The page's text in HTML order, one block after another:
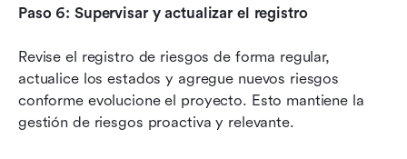
Paso 6: Supervisar y actualizar el registro
Revise el registro de riesgos de forma regular,
actualice los estados y agregue nuevos riesgos
conforme evolucione el proyecto. Esto mantiene la
gestión de riesgos proactiva y relevante.